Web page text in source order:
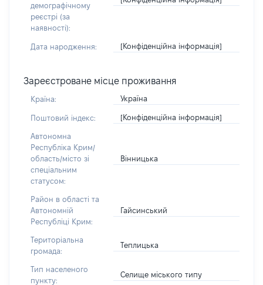
демографічному
реєстрі (за
наявності):
Дата народження: [Конфіденційна інформація]
Зареєстроване місце проживання
Країна: Україна
Поштовий індекс: [Конфіденційна інформація]
Автономна
Республіка Крим/
область/місто зі
спеціальним
статусом:
Вінницька
Район в області та
Автономній
Республіці Крим:
Гайсинський
Територіальна
громада:
Теплицька
Тип населеного
пункту:
Селище міського типу